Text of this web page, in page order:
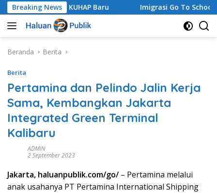
Langsung
ke
konten
Breaking News
dalam KUHAP Baru Imigrasi Go To School SMA
Beranda Berita
Berita
Pertamina dan Pelindo Jalin Kerja
Sama, Kembangkan Jakarta
Integrated Green Terminal
Kalibaru
ADMIN
2 September 2023
Jakarta, haluanpublik.com/go/ – Pertamina melalui
anak usahanya PT Pertamina International Shipping